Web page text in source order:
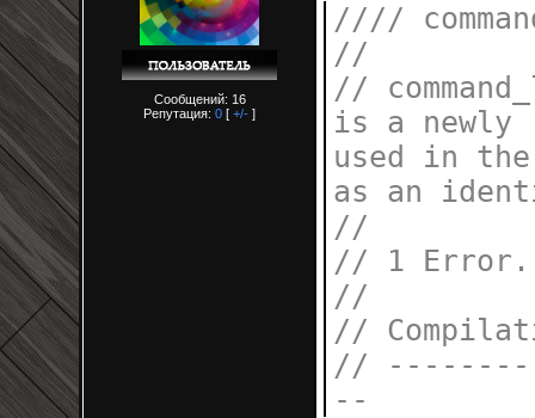
Сообщений: 16
Репутация: 0 [ +/- ]
////
//
//
is a newly
used in
as an
//
// 1 Error.
//
//
//
--